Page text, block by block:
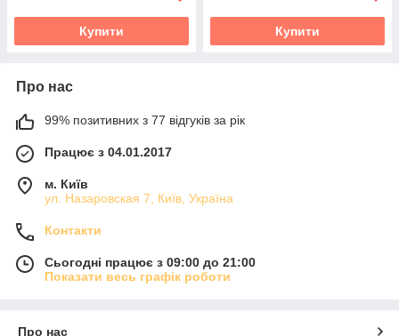
Купити Купити
Про нас
99% позитивних з 77 відгуків за рік
Працює з 04.01.2017
м. Київ
ул. Назаровская 7, Київ, Україна
Контакти
Сьогодні працює з 09:00 до 21:00
Показати весь графік роботи
Про нас